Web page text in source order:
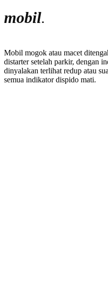
mobil.
Mobil mogok atau macet
distarter setelah parkir, dengan
dinyalakan terlihat redup atau
semua indikator dispido mati.